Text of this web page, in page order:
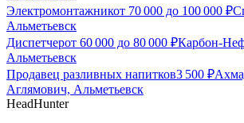
Электромонтажникот 70 000 до 100 000 ₽
Альметьевск
Диспетчерот 60 000 до 80 000 ₽Карбон-
Альметьевск
Продавец разливных напитков3 500 ₽
Аглямович, Альметьевск
HeadHunter